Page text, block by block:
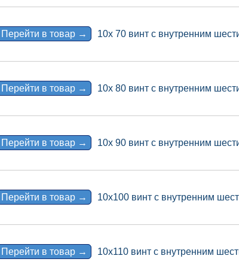
Перейти в товар → 10x 70 винт с внутренним
Перейти в товар → 10x 80 винт с внутренним
Перейти в товар → 10x 90 винт с внутренним
Перейти в товар → 10x100 винт с внутренним
Перейти в товар → 10x110 винт с внутренним